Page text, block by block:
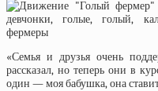
«Семья и друзья очень
рассказал, но теперь они в
один — моя бабушка, она